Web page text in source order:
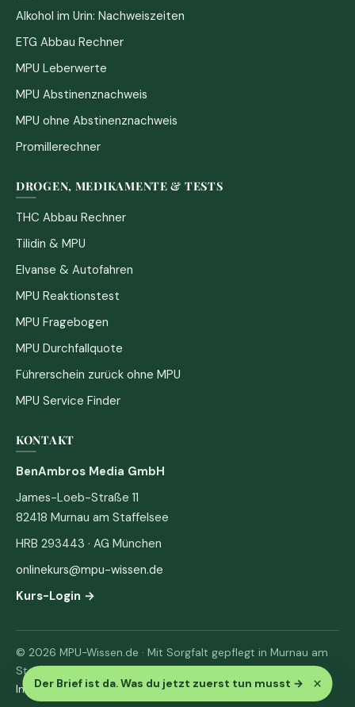
Der Brief ist da. Was du jetzt zuerst tun musst → ×
Alkohol im Urin: Nachweiszeiten
ETG Abbau Rechner
MPU Leberwerte
MPU Abstinenznachweis
MPU ohne Abstinenznachweis
Promillerechner
DROGEN, MEDIKAMENTE & TESTS
THC Abbau Rechner
Tilidin & MPU
Elvanse & Autofahren
MPU Reaktionstest
MPU Fragebogen
MPU Durchfallquote
Führerschein zurück ohne MPU
MPU Service Finder
KONTAKT
BenAmbros Media GmbH
James-Loeb-Straße 11
82418 Murnau am Staffelsee
HRB 293443 · AG München
onlinekurs@mpu-wissen.de
Kurs-Login →
© 2026 MPU-Wissen.de · Mit Sorgfalt gepflegt in Murnau am
Staffelsee
Impressum· Datenschutz & AGB